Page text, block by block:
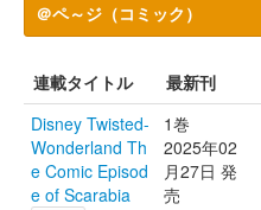
＠ペ～ジ（コミック）
連載タイトル 最新刊
Disney Twisted-
Wonderland Th
e Comic Episod
e of Scarabia
1巻
2025年02
月27日 発
売